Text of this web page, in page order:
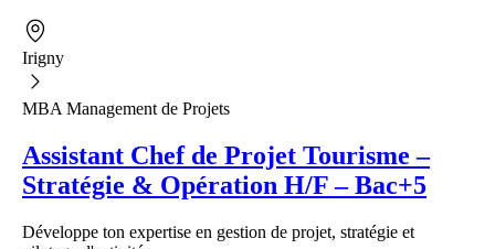
Irigny
MBA Management de Projets
Assistant Chef de Projet Tourisme –
Stratégie & Opération H/F – Bac+5
Développe ton expertise en gestion de projet, stratégie et